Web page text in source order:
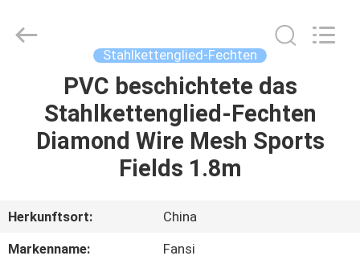
PRODUKTE
UNS
Rights
Stahlkettenglied-Fechten
PVC beschichtete das
Stahlkettenglied-Fechten
Diamond Wire Mesh Sports
Fields 1.8m
Herkunftsort:
China
Markenname:
Fansi